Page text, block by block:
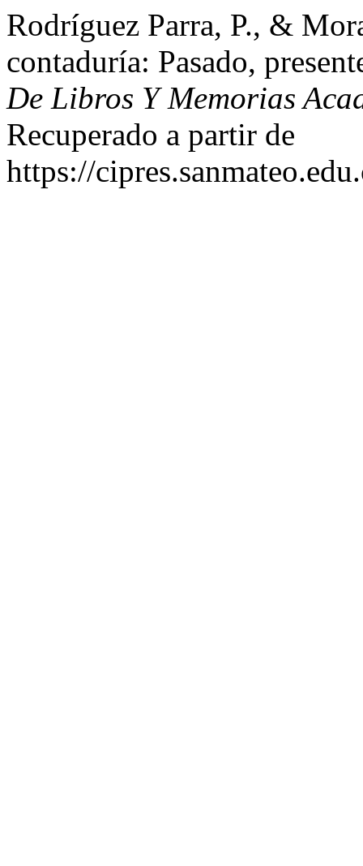
Rodríguez Parra, P., &
contaduría: Pasado,
De Libros Y Memorias
Recuperado a partir de
https://